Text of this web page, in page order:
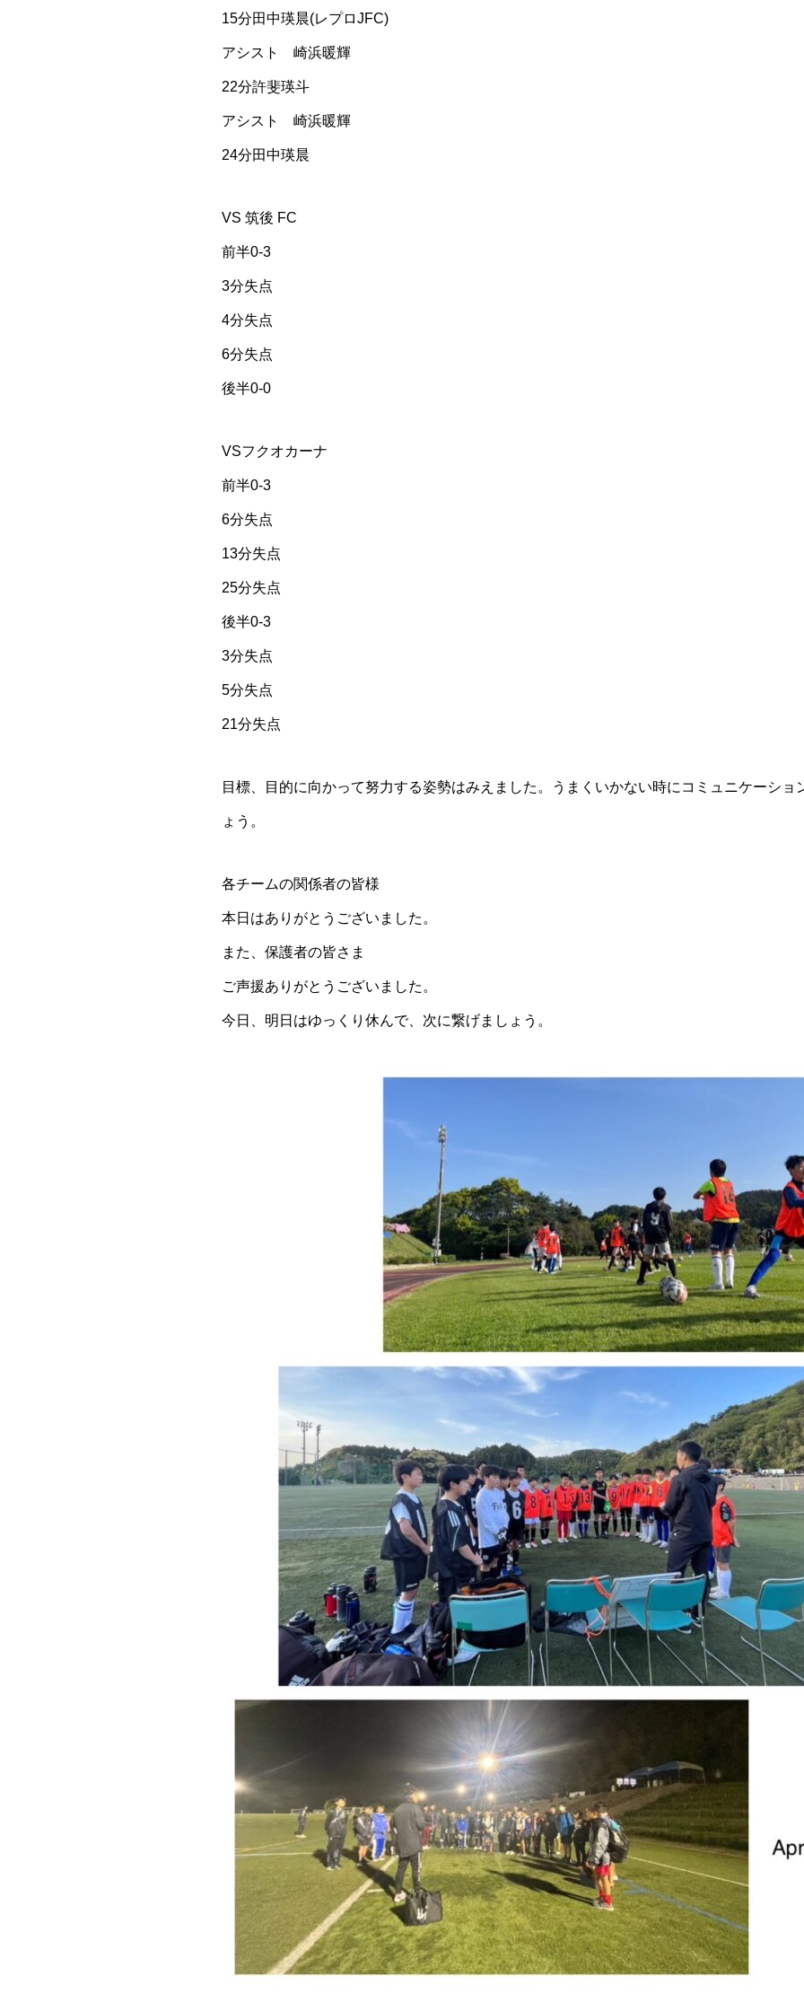
15分田中瑛晨(レプロJFC)
アシスト 崎浜暖輝
22分許斐瑛斗
アシスト 崎浜暖輝
24分田中瑛晨
VS 筑後 FC
前半0-3
3分失点
4分失点
6分失点
後半0-0
VSフクオカーナ
前半0-3
6分失点
13分失点
25分失点
後半0-3
3分失点
5分失点
21分失点
目標、目的に向かって努力する姿勢はみえました。うまくいかない時にコミュニケーショ
ょう。
各チームの関係者の皆様
本日はありがとうございました。
また、保護者の皆さま
ご声援ありがとうございました。
今日、明日はゆっくり休んで、次に繋げましょう。